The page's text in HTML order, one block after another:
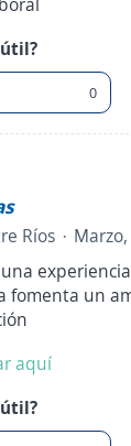
0
Ríos
fomenta un
aquí